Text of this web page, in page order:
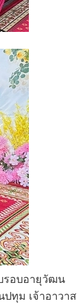
รอบอายุวัฒน
ทุม เจ้าอาวาส